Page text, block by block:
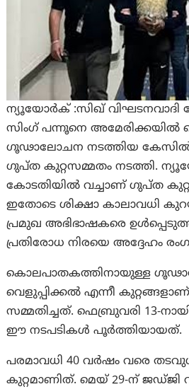
ന്യൂയോർക് :സിഖ് വിഘടനവാദി
സിംഗ് പന്നൂനെ അമേരിക്കയിൽ
ഗൂഢാലോചന നടത്തിയ കേസിൽ
ഗുപ്ത കുറ്റസമ്മതം നടത്തി.
കോടതിയിൽ വച്ചാണ് ഗുപ്ത
ഇതോടെ ശിക്ഷാ കാലാവധി
പ്രമുഖ അഭിഭാഷകരെ
പ്രതിരോധ നിരയെ അദ്ദേഹം
കൊലപാതകത്തിനായുള്ള
വെളുപ്പിക്കൽ എന്നീ
സമ്മതിച്ചത്. ഫെബ്രുവരി 13-
ഈ നടപടികൾ പൂർത്തിയായത്.
പരമാവധി 40 വർഷം വരെ
കുറ്റമാണിത്. മെയ് 29-ന് ജഡ്ജി